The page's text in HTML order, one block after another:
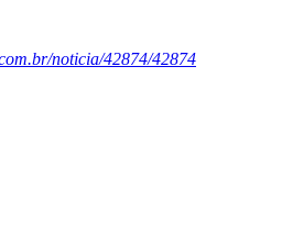
noticia/42874/42874